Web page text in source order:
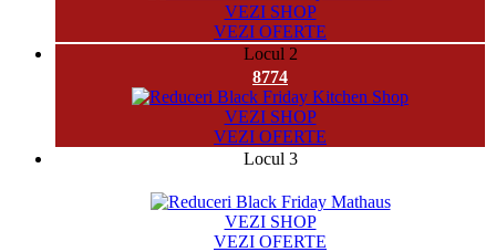
VEZI SHOP
VEZI OFERTE
Locul 2
8774
VEZI SHOP
VEZI OFERTE
Locul 3
VEZI SHOP
VEZI OFERTE